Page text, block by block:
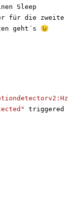
Sleep
für die zweite
geht ´ s 😉
triggered